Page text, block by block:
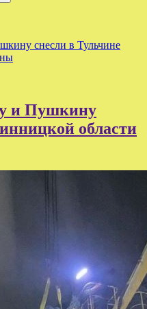
снесли в Тульчине
и Пушкину
области